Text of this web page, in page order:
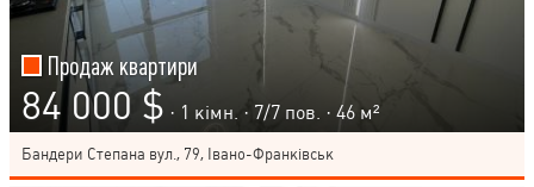
Продаж квартири
84 000 $ · 1 кімн. · 7/7 пов. · 46 м²
Бандери Степана вул., 79, Івано-Франківськ